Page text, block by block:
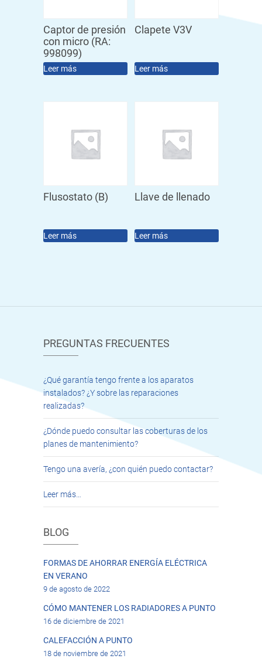
Captor de presión
con micro (RA:
998099)
Leer más
Clapete V3V
Leer más
Flusostato (B)
Leer más
Llave de llenado
Leer más
PREGUNTAS FRECUENTES
¿Qué garantía tengo frente a los aparatos
instalados? ¿Y sobre las reparaciones
realizadas?
¿Dónde puedo consultar las coberturas de los
planes de mantenimiento?
Tengo una avería, ¿con quién puedo contactar?
Leer más…
BLOG
FORMAS DE AHORRAR ENERGÍA ELÉCTRICA
EN VERANO
9 de agosto de 2022
CÓMO MANTENER LOS RADIADORES A PUNTO
16 de diciembre de 2021
CALEFACCIÓN A PUNTO
18 de noviembre de 2021